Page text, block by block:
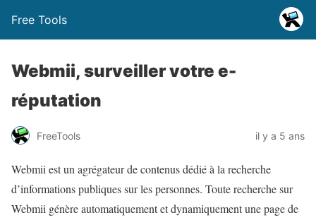
Free Tools
Webmii, surveiller votre e-
réputation
FreeTools il y a 5 ans
Webmii est un agrégateur de contenus dédié à la recherche
d’informations publiques sur les personnes. Toute recherche sur
Webmii génère automatiquement et dynamiquement une page de